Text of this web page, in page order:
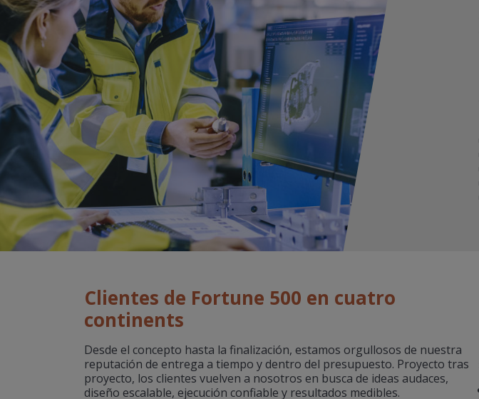
Clientes de Fortune 500 en cuatro
continents
Desde el concepto hasta la finalización, estamos orgullosos de nuestra
reputación de entrega a tiempo y dentro del presupuesto. Proyecto tras
proyecto, los clientes vuelven a nosotros en busca de ideas audaces,
diseño escalable, ejecución confiable y resultados medibles.